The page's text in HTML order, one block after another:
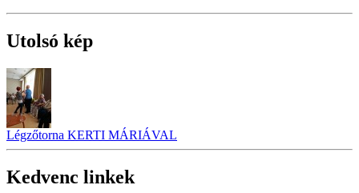
Utolsó kép
Légzőtorna KERTI MÁRIÁVAL
Kedvenc linkek